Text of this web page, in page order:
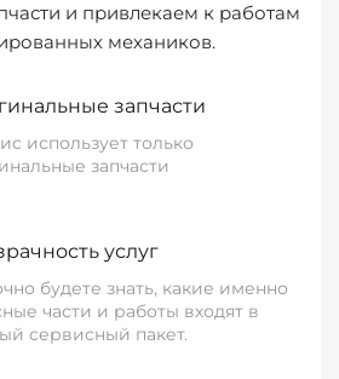
и привлекаем к работам
механиков.
запчасти
использует только
запчасти
услуг
будете знать, какие именно
части и работы входят в
сервисный пакет.